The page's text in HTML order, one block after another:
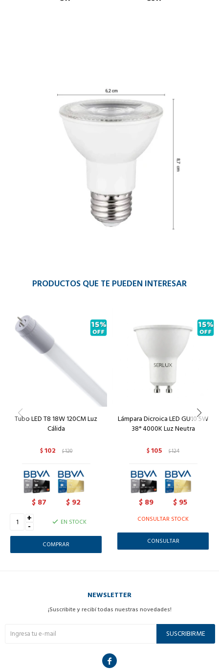
PRODUCTOS QUE TE PUEDEN INTERESAR
Tubo LED T8 18W 120CM Luz
Cálida
$102 $120
$ 87 $ 92
+
- EN STOCK
Lámpara Dicroica LED GU10 5W
38° 4000K Luz Neutra
$105 $124
$ 89 $ 95
CONSULTAR STOCK
CONSULTAR
NEWSLETTER
¡Suscribite y recibí todas nuestras novedades!
SUSCRIBIRME
